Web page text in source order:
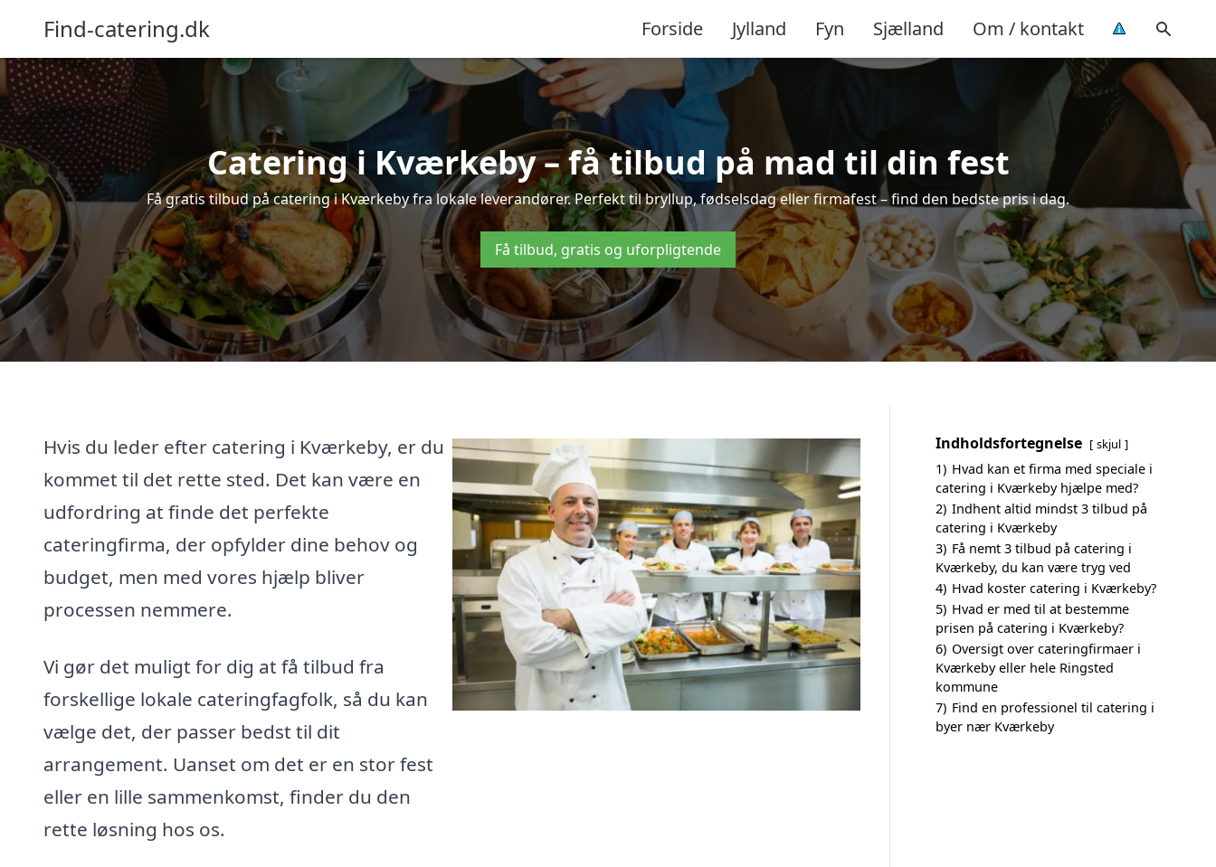
Find-catering.dk Forside Jylland Fyn Sjælland Om / kontakt
Catering i Kværkeby – få tilbud på mad til din fest
Få gratis tilbud på catering i Kværkeby fra lokale leverandører. Perfekt til bryllup, fødselsdag eller firmafest – find den bedste pris i dag.
Få tilbud, gratis og uforpligtende
Hvis du leder efter catering i Kværkeby, er du
kommet til det rette sted. Det kan være en
udfordring at finde det perfekte
cateringfirma, der opfylder dine behov og
budget, men med vores hjælp bliver
processen nemmere.
Vi gør det muligt for dig at få tilbud fra
forskellige lokale cateringfagfolk, så du kan
vælge det, der passer bedst til dit
arrangement. Uanset om det er en stor fest
eller en lille sammenkomst, finder du den
rette løsning hos os.
Indholdsfortegnelse skjul
1) Hvad kan et firma med speciale i
catering i Kværkeby hjælpe med?
2) Indhent altid mindst 3 tilbud på
catering i Kværkeby
3) Få nemt 3 tilbud på catering i
Kværkeby, du kan være tryg ved
4) Hvad koster catering i Kværkeby?
5) Hvad er med til at bestemme
prisen på catering i Kværkeby?
6) Oversigt over cateringfirmaer i
Kværkeby eller hele Ringsted
kommune
7) Find en professionel til catering i
byer nær Kværkeby